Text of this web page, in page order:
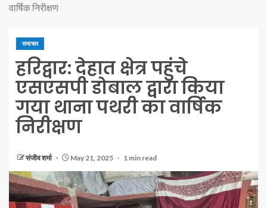
वार्षिक निरीक्षण
समाचार
हरिद्वार: देहात क्षेत्र पहुंचे
एसएसपी डोबाल द्वारा किया
गया थाना पथरी का वार्षिक
निरीक्षण
संजीव शर्मा May 21, 2025 1 min read